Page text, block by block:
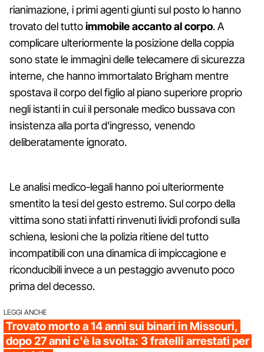
rianimazione, i primi agenti giunti sul posto lo hanno
trovato del tuttoimmobile accanto al corpo. A
complicare ulteriormente la posizione della coppia
sono state le immagini delle telecamere di sicurezza
interne, che hanno immortalato Brigham mentre
spostava il corpo del figlio al piano superiore proprio
negli istanti in cui il personale medico bussava con
insistenza alla porta d'ingresso, venendo
deliberatamente ignorato.
Le analisi medico-legali hanno poi ulteriormente
smentito la tesi del gesto estremo. Sul corpo della
vittima sono stati infatti rinvenuti lividi profondi sulla
schiena, lesioni che la polizia ritiene del tutto
incompatibili con una dinamica di impiccagione e
riconducibili invece a un pestaggio avvenuto poco
prima del decesso.
LEGGI ANCHE
Trovato morto a 14 anni sui binari in Missouri,
dopo 27 anni c'è la svolta: 3 fratelli arrestati per